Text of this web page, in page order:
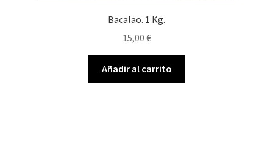
Bacalao. 1 Kg.
15,00 €
Añadir al carrito